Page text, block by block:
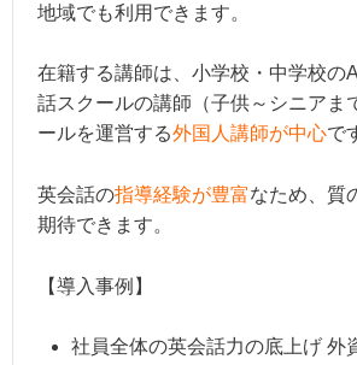
地域でも利用できます。
在籍する講師は、小学校・中学校の
話スクールの講師（子供～シニアま
ールを運営する外国人講師が中心で
英会話の指導経験が豊富なため、質
期待できます。
【導入事例】
社員全体の英会話力の底上げ 外